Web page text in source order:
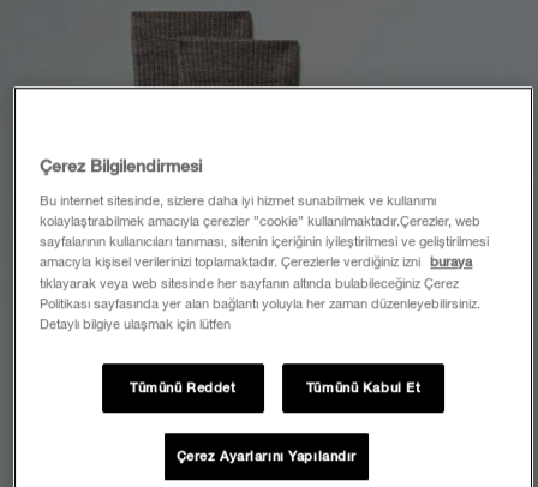
Çerez Bilgilendirmesi
Bu internet sitesinde, sizlere daha iyi hizmet sunabilmek ve kullanımı
kolaylaştırabilmek amacıyla çerezler ”cookie” kullanılmaktadır.Çerezler, web
sayfalarının kullanıcıları tanıması, sitenin içeriğinin iyileştirilmesi ve geliştirilmesi
amacıyla kişisel verilerinizi toplamaktadır. Çerezlerle verdiğiniz izni
buraya
tıklayarak veya web sitesinde her sayfanın altında bulabileceğiniz Çerez
Politikası sayfasında yer alan bağlantı yoluyla her zaman düzenleyebilirsiniz.
Detaylı bilgiye ulaşmak için lütfen
Tümünü Reddet Tümünü Kabul Et
Çerez Ayarlarını Yapılandır